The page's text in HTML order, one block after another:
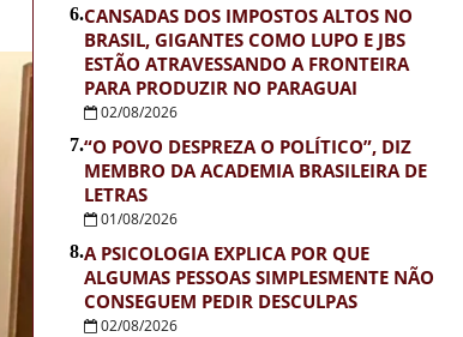
6.CANSADAS DOS IMPOSTOS ALTOS NO
BRASIL, GIGANTES COMO LUPO E JBS
ESTÃO ATRAVESSANDO A FRONTEIRA
PARA PRODUZIR NO PARAGUAI
02/08/2026
7.“O POVO DESPREZA O POLÍTICO”, DIZ
MEMBRO DA ACADEMIA BRASILEIRA DE
LETRAS
01/08/2026
8.A PSICOLOGIA EXPLICA POR QUE
ALGUMAS PESSOAS SIMPLESMENTE NÃO
CONSEGUEM PEDIR DESCULPAS
02/08/2026